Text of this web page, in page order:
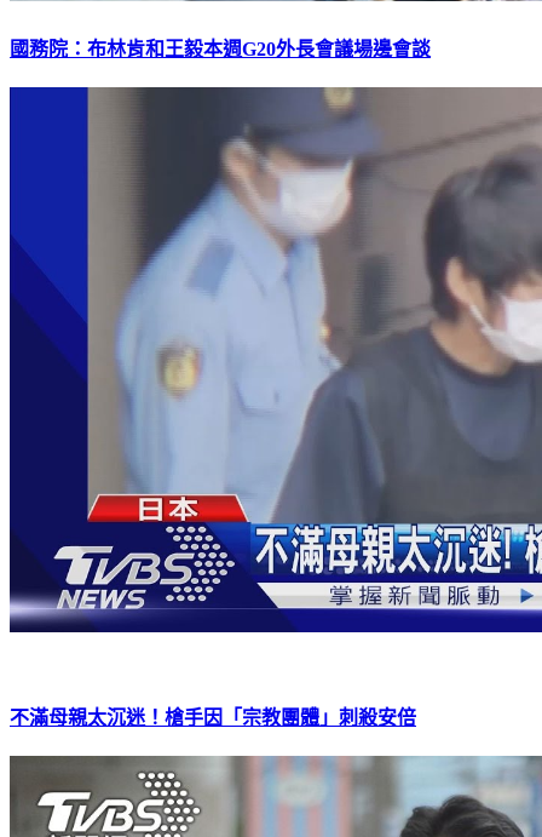
國務院：布林肯和王毅本週G20外長會議場邊會談
不滿母親太沉迷！槍手因「宗教團體」刺殺安倍